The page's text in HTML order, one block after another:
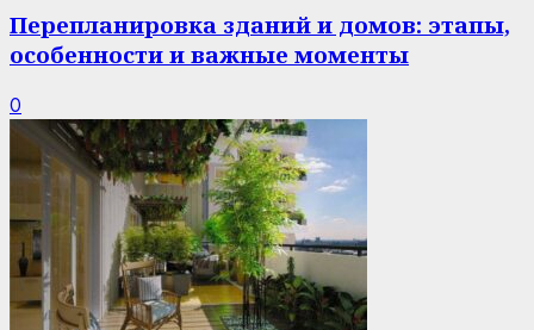
Перепланировка зданий и домов: этапы,
особенности и важные моменты
0